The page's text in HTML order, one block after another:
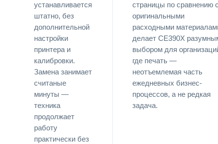
устанавливается
штатно, без
дополнительной
настройки
принтера и
калибровки.
Замена занимает
считаные
минуты —
техника
продолжает
работу
практически без
страницы по сравнению
оригинальными
расходными
делает CE390X
выбором для
где печать —
неотъемлемая часть
ежедневных бизнес-
процессов, а не редкая
задача.